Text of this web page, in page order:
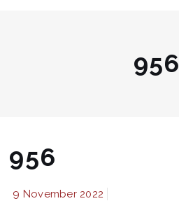
956
956
9 November 2022